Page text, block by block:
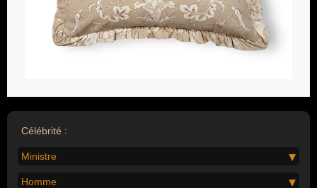
Célébrité :
Ministre
Homme